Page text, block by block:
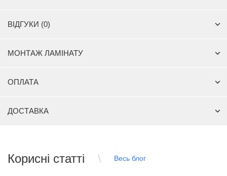
ВІДГУКИ (0)
МОНТАЖ ЛАМІНАТУ
ОПЛАТА
ДОСТАВКА
Корисні статті Весь блог